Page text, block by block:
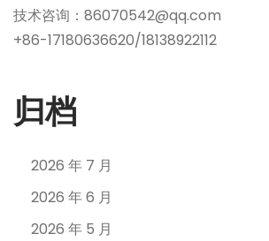
技术咨询：86070542@qq.com
+86-17180636620/18138922112
归档
2026 年 7 月
2026 年 6 月
2026 年 5 月